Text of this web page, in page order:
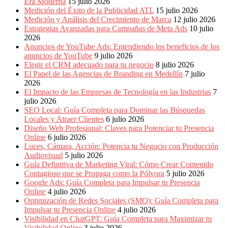
Medición del Éxito de la Publicidad ATL 15 julio 2026
Medición y Análisis del Crecimiento de Marca 12 julio 2026
Estrategias Avanzadas para Campañas de Meta Ads 10 julio
2026
Anuncios de YouTube Ads: Entendiendo los beneficios de los
anuncios de YouTube 9 julio 2026
Elegir el CRM adecuado para tu negocio 8 julio 2026
El Papel de las Agencias de Branding en Medellín 7 julio
2026
El Impacto de las Empresas de Tecnología en las Industrias 7
julio 2026
SEO Local: Guía Completa para Dominar las Búsquedas
Locales y Atraer Clientes 6 julio 2026
Diseño Web Profesional: Claves para Potenciar tu Presencia
Online 6 julio 2026
Luces, Cámara, Acción: Potencia tu Negocio con Producción
Audiovisual 5 julio 2026
Guía Definitiva de Marketing Viral: Cómo Crear Contenido
Contagioso que se Propaga como la Pólvora 5 julio 2026
Google Ads: Guía Completa para Impulsar tu Presencia
Online 4 julio 2026
Optimización de Redes Sociales (SMO): Guía Completa para
Impulsar tu Presencia Online 4 julio 2026
Visibilidad en ChatGPT: Guía Completa para Maximizar tu